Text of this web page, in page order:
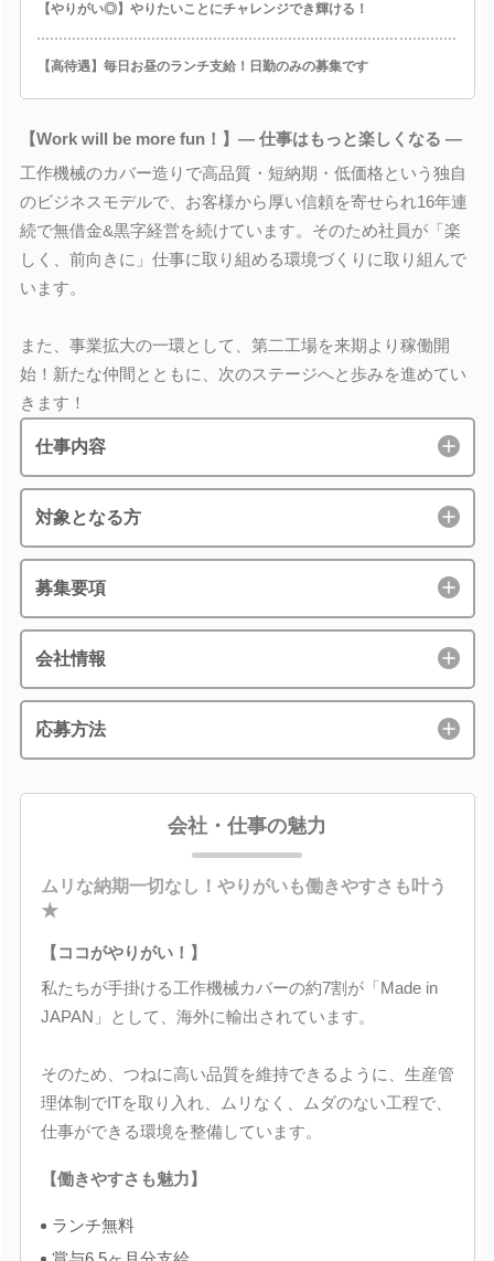
【やりがい◎】やりたいことにチャレンジでき輝ける！
【高待遇】毎日お昼のランチ支給！日勤のみの募集です
【Work will be more fun！】― 仕事はもっと楽しくなる ―
工作機械のカバー造りで高品質・短納期・低価格という独自
のビジネスモデルで、お客様から厚い信頼を寄せられ16年連
続で無借金&黒字経営を続けています。そのため社員が「楽
しく、前向きに」仕事に取り組める環境づくりに取り組んで
います。
また、事業拡大の一環として、第二工場を来期より稼働開
始！新たな仲間とともに、次のステージへと歩みを進めてい
きます！
仕事内容
対象となる方
募集要項
会社情報
応募方法
会社・仕事の魅力
ムリな納期一切なし！やりがいも働きやすさも叶う
★
【ココがやりがい！】
私たちが手掛ける工作機械カバーの約7割が「Made in
JAPAN」として、海外に輸出されています。
そのため、つねに高い品質を維持できるように、生産管
理体制でITを取り入れ、ムリなく、ムダのない工程で、
仕事ができる環境を整備しています。
【働きやすさも魅力】
ランチ無料